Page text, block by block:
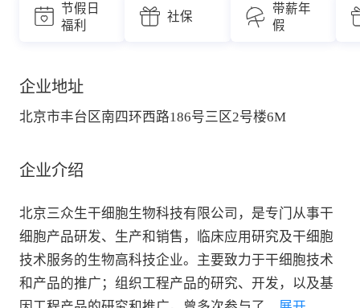
节假日
福利
社保
带薪年
假
企业地址
北京市丰台区南四环西路186号三区2号楼6M
企业介绍
北京三众生干细胞生物科技有限公司，是专门从事干
细胞产品研发、生产和销售，临床应用研究及干细胞
技术服务的生物高科技企业。主要致力于干细胞技术
和产品的推广；组织工程产品的研究、开发，以及基